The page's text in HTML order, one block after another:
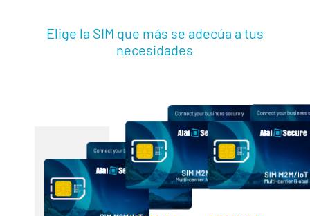
Elige la SIM que más se adecúa a tus
necesidades